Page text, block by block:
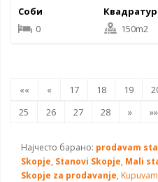
Соби
0
150m2
«« « 17 18 19
25
26 27 28 » »»
Најчесто барано: prodavam
Skopje, Stanovi Skopje, Mali
Skopje za prodavanje,